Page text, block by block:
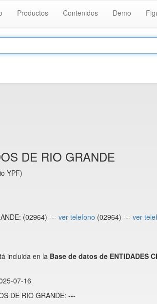
Productos Contenidos Demo
DE RIO GRANDE
YPF)
(02964) --- ver telefono (02964) --- ver
incluida en la Base de datos de ENTIDADES
07-16
DE RIO GRANDE: ---